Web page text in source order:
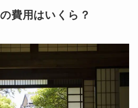
費用はいくら？